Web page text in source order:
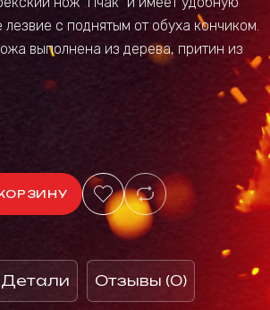
лезвие с поднятым от обуха кончиком.
выполнена из дерева, притин из
Детали Отзывы (0)